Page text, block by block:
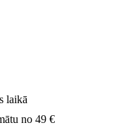
laikā
no 49 €